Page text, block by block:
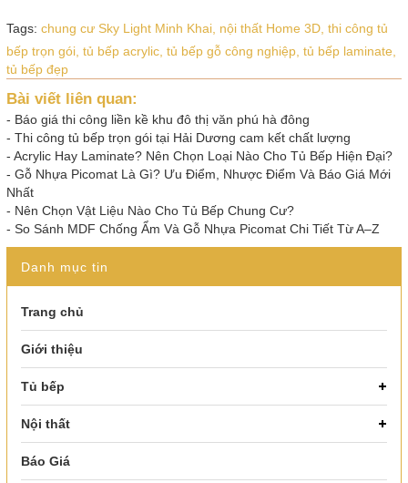
Tags: chung cư Sky Light Minh Khai, nội thất Home 3D, thi công tủ
bếp trọn gói, tủ bếp acrylic, tủ bếp gỗ công nghiệp, tủ bếp laminate,
tủ bếp đẹp
Bài viết liên quan:
- Báo giá thi công liền kề khu đô thị văn phú hà đông
- Thi công tủ bếp trọn gói tại Hải Dương cam kết chất lượng
- Acrylic Hay Laminate? Nên Chọn Loại Nào Cho Tủ Bếp Hiện Đại?
- Gỗ Nhựa Picomat Là Gì? Ưu Điểm, Nhược Điểm Và Báo Giá Mới
Nhất
- Nên Chọn Vật Liệu Nào Cho Tủ Bếp Chung Cư?
- So Sánh MDF Chống Ẩm Và Gỗ Nhựa Picomat Chi Tiết Từ A–Z
Danh mục tin
Trang chủ
Giới thiệu
Tủ bếp
Nội thất
Báo Giá